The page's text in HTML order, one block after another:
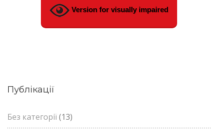
Version for visually impaired
Публікації
Без категорії(13)